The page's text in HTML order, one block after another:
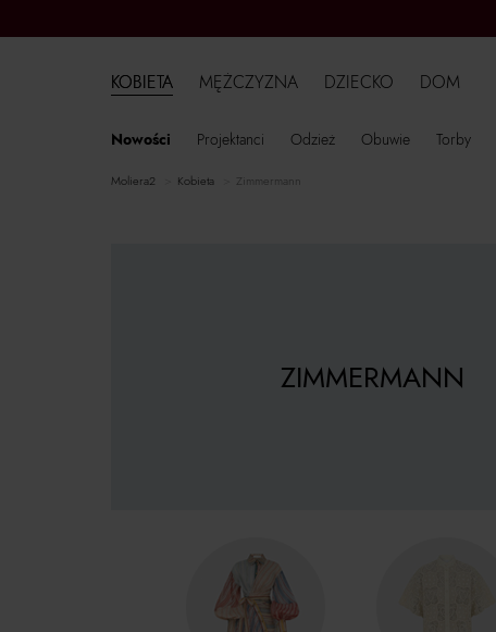
KOBIETA
Nowości Projektanci Odzież Obuwie Torby
MĘŻCZYZNA DZIECKO DOM
moliera2 kobieta Zimmermann
ZIMMERMANN